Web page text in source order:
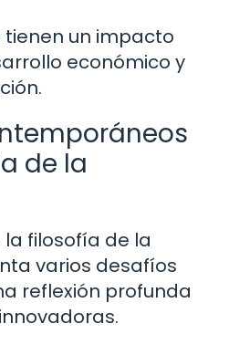
tienen un impacto
económico y
de la
filosofía de la
varios desafíos
reflexión profunda